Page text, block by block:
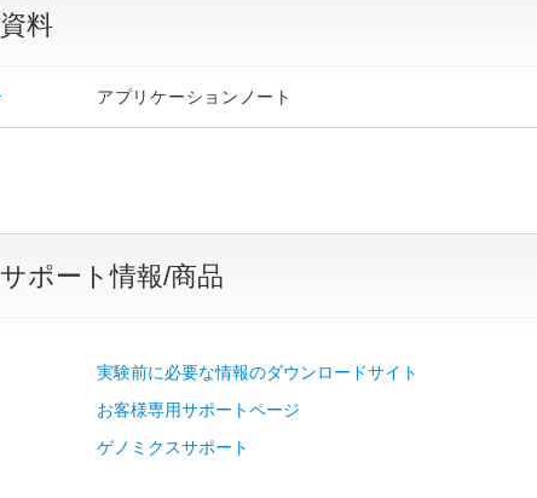
資料
アプリケーションノート
サポート情報/商品
実験前に必要な情報のダウンロードサイト
お客様専用サポートページ
ゲノミクスサポート